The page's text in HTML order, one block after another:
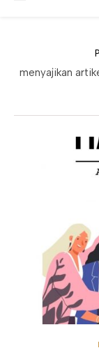
menyajikan